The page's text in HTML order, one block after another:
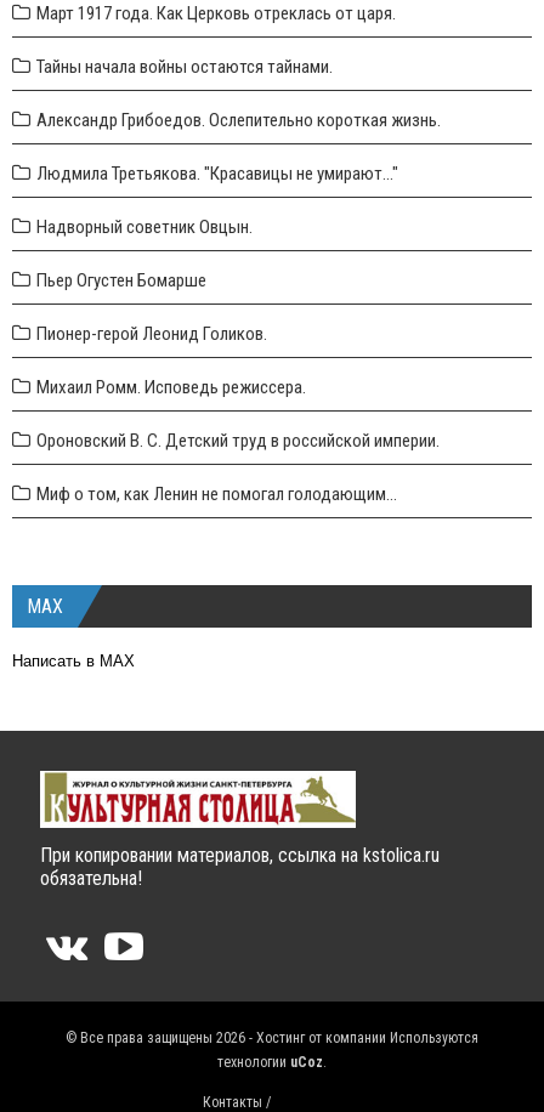
Март 1917 года. Как Церковь отреклась от царя.
Тайны начала войны остаются тайнами.
Александр Грибоедов. Ослепительно короткая жизнь.
Людмила Третьякова. "Красавицы не умирают..."
Надворный советник Овцын.
Пьер Огустен Бомарше
Пионер-герой Леонид Голиков.
Михаил Ромм. Исповедь режиссера.
Ороновский В. С. Детский труд в российской империи.
Миф о том, как Ленин не помогал голодающим...
MAX
Написать в MAX
При копировании материалов, ссылка на kstolica.ru
обязательна!
© Все права защищены 2026 - Хостинг от компании Используются
технологии uCoz
Контакты /